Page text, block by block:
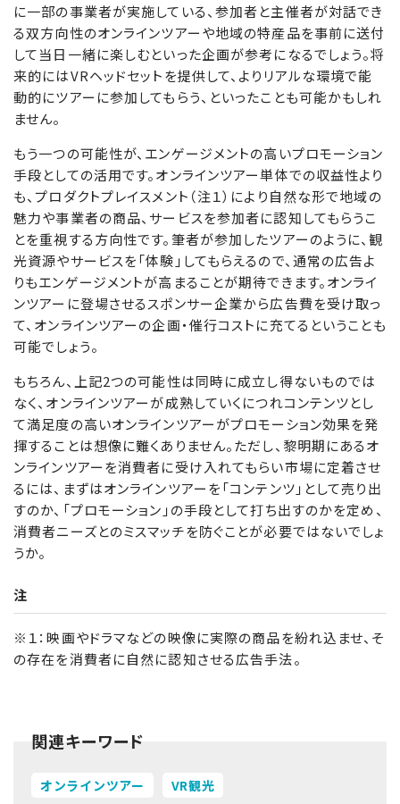
に一部の事業者が実施している、参加者と主催者が対話でき
る双方向性のオンラインツアーや地域の特産品を事前に送付
して当日一緒に楽しむといった企画が参考になるでしょう。将
来的にはVRヘッドセットを提供して、よりリアルな環境で能
動的にツアーに参加してもらう、といったことも可能かもしれ
ません。
もう一つの可能性が、エンゲージメントの高いプロモーション
手段としての活用です。オンラインツアー単体での収益性より
も、プロダクトプレイスメント（注１）により自然な形で地域の
魅力や事業者の商品、サービスを参加者に認知してもらうこ
とを重視する方向性です。筆者が参加したツアーのように、観
光資源やサービスを「体験」してもらえるので、通常の広告よ
りもエンゲージメントが高まることが期待できます。オンライ
ンツアーに登場させるスポンサー企業から広告費を受け取っ
て、オンラインツアーの企画・催行コストに充てるということも
可能でしょう。
もちろん、上記2つの可能性は同時に成立し得ないものでは
なく、オンラインツアーが成熟していくにつれコンテンツとし
て満足度の高いオンラインツアーがプロモーション効果を発
揮することは想像に難くありません。ただし、黎明期にあるオ
ンラインツアーを消費者に受け入れてもらい市場に定着させ
るには、まずはオンラインツアーを「コンテンツ」として売り出
すのか、「プロモーション」の手段として打ち出すのかを定め、
消費者ニーズとのミスマッチを防ぐことが必要ではないでしょ
うか。
注
※１：映画やドラマなどの映像に実際の商品を紛れ込ませ、そ
の存在を消費者に自然に認知させる広告手法。
関連キーワード
オンラインツアー VR観光